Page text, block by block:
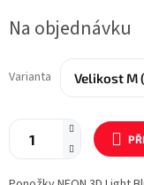
cena:
Na objednávku
Varianta